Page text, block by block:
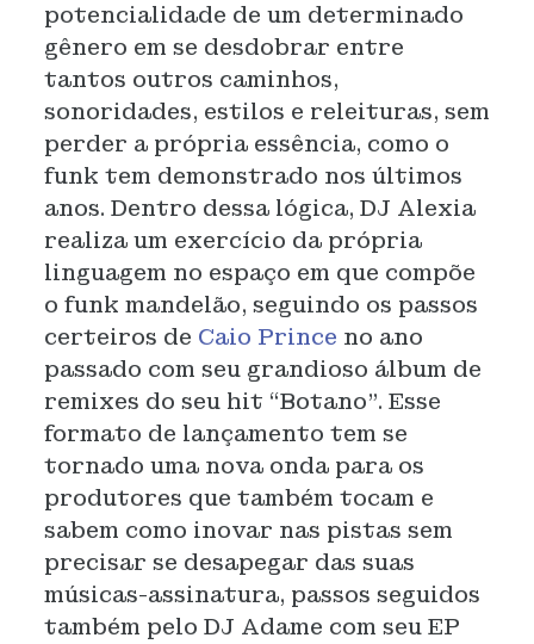
potencialidade de um determinado
gênero em se desdobrar entre
tantos outros caminhos,
sonoridades, estilos e releituras, sem
perder a própria essência, como o
funk tem demonstrado nos últimos
anos. Dentro dessa lógica, DJ Alexia
realiza um exercício da própria
linguagem no espaço em que compõe
o funk mandelão, seguindo os passos
certeiros de Caio Prince no ano
passado com seu grandioso álbum de
remixes do seu hit “Botano”. Esse
formato de lançamento tem se
tornado uma nova onda para os
produtores que também tocam e
sabem como inovar nas pistas sem
precisar se desapegar das suas
músicas-assinatura, passos seguidos
também pelo DJ Adame com seu EP